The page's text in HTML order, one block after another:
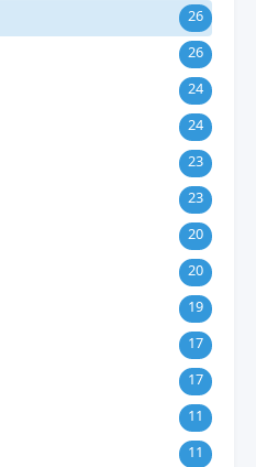
26
26
24
24
23
23
20
20
19
17
17
11
11